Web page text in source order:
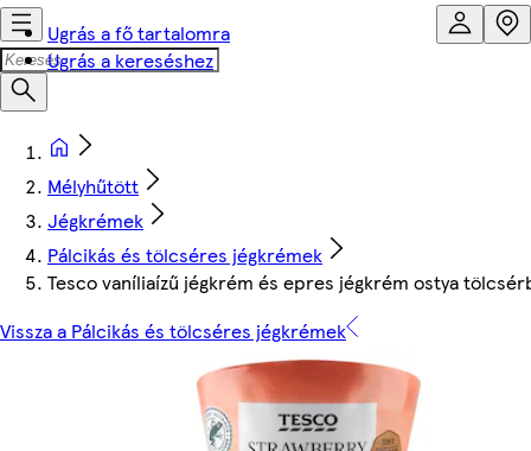
Ugrás a fő tartalomra
Ugrás a kereséshez
Mélyhűtött
Jégkrémek
Pálcikás és tölcséres jégkrémek
Tesco vaníliaízű jégkrém és epres jégkrém ostya
Vissza a Pálcikás és tölcséres jégkrémek